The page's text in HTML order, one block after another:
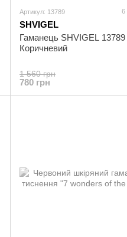
Артикул: 13789 6
SHVIGEL
Гаманець SHVIGEL 13789
Коричневий
1 560 грн
780 грн